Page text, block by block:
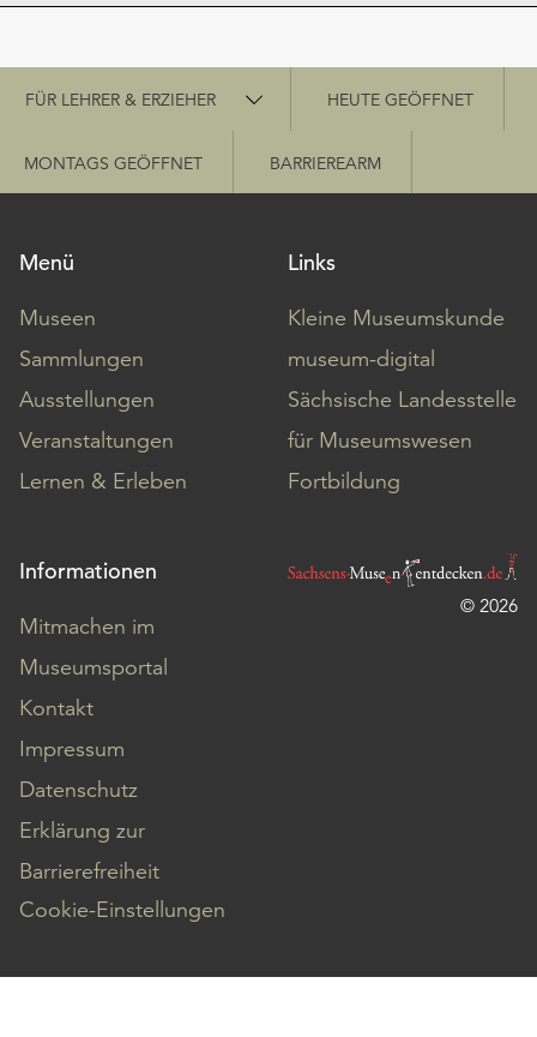
Schnellzugriff
FÜR LEHRER & ERZIEHER HEUTE GEÖFFNET
MONTAGS GEÖFFNET BARRIEREARM
Menü
Museen
Sammlungen
Ausstellungen
Veranstaltungen
Lernen & Erleben
Links
Kleine Museumskunde
museum-digital
Sächsische Landesstelle
für Museumswesen
Fortbildung
Informationen
Mitmachen im
Museumsportal
Kontakt
Impressum
Datenschutz
Erklärung zur
Barrierefreiheit
Cookie-Einstellungen
© 2026